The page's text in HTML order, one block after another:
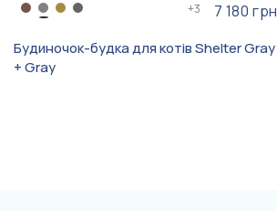
+3 7 180 грн
Будиночок-будка для котів Shelter Gray
+ Gray